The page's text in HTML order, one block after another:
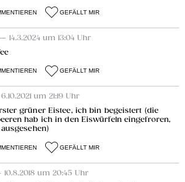
GEFÄLLT MIR
14.3.2024 um 13:04 Uhr
GEFÄLLT MIR
um 21:19 Uhr
grüner Eistee, ich bin begeistert (die
hab ich in den Eiswürfeln eingefroren,
GEFÄLLT MIR
um 20:45 Uhr